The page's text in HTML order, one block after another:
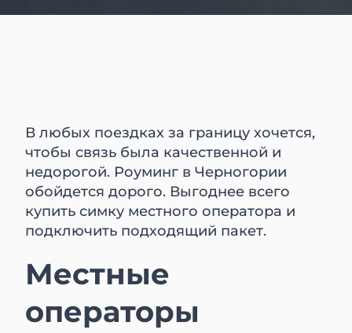
В любых поездках за границу хочется,
чтобы связь была качественной и
недорогой. Роуминг в Черногории
обойдется дорого. Выгоднее всего
купить симку местного оператора и
подключить подходящий пакет.
Местные
операторы